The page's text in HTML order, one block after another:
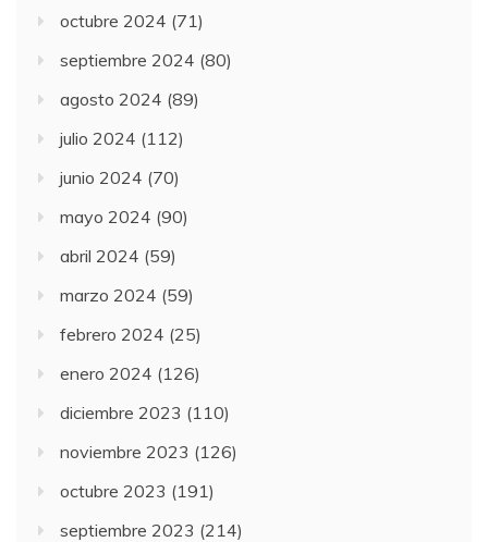
octubre 2024 (71)
septiembre 2024 (80)
agosto 2024 (89)
julio 2024 (112)
junio 2024 (70)
mayo 2024 (90)
abril 2024 (59)
marzo 2024 (59)
febrero 2024 (25)
enero 2024 (126)
diciembre 2023 (110)
noviembre 2023 (126)
octubre 2023 (191)
septiembre 2023 (214)